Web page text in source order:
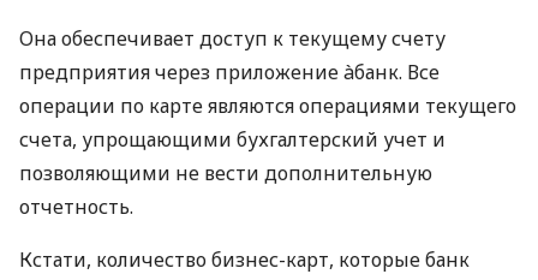
Она обеспечивает доступ к текущему счету
предприятия через приложение àбанк. Все
операции по карте являются операциями текущего
счета, упрощающими бухгалтерский учет и
позволяющими не вести дополнительную
отчетность.
Кстати, количество бизнес-карт, которые банк